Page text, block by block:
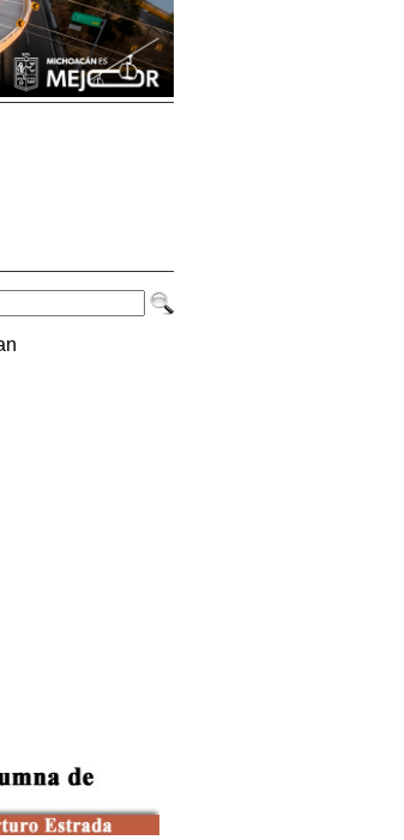
en San Francisco, California